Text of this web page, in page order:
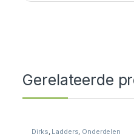
Gerelateerde
Dirks, Ladders, Onderdelen